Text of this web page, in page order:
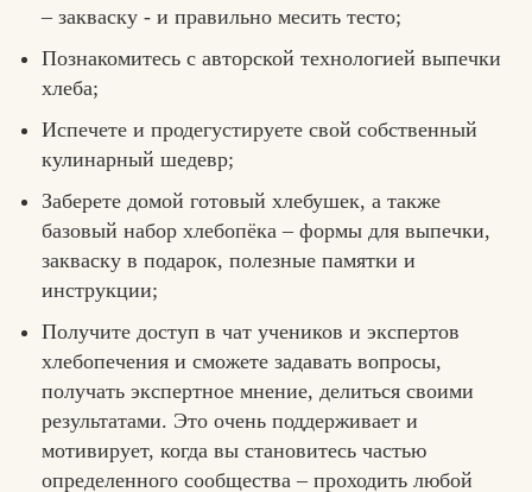
– закваску - и правильно месить тесто;
Познакомитесь с авторской технологией выпечки
хлеба;
Испечете и продегустируете свой собственный
кулинарный шедевр;
Заберете домой готовый хлебушек, а также
базовый набор хлебопёка – формы для выпечки,
закваску в подарок, полезные памятки и
инструкции;
Получите доступ в чат учеников и экспертов
хлебопечения и сможете задавать вопросы,
получать экспертное мнение, делиться своими
результатами. Это очень поддерживает и
мотивирует, когда вы становитесь частью
определенного сообщества – проходить любой